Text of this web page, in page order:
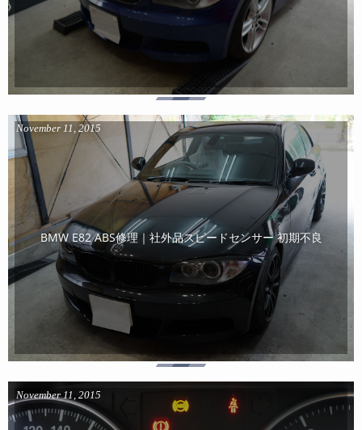
BMW E82 ABS修理｜社外品スピードセンサー 初期不良
November 11 2015
November 11 2015